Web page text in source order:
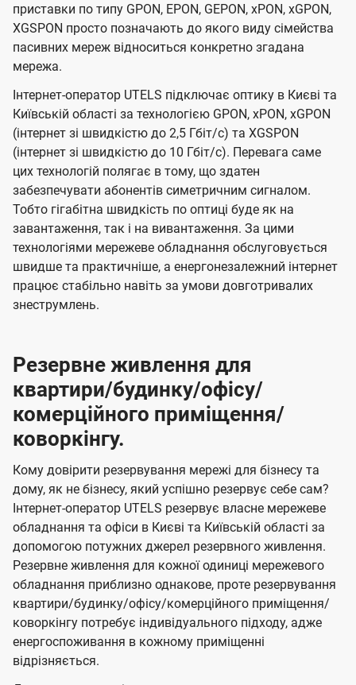
приставки по типу GPON, EPON, GEPON, xPON, xGPON,
XGSPON просто позначають до якого виду сімейства
пасивних мереж відноситься конкретно згадана
мережа.
Інтернет-оператор UTELS підключає оптику в Києві та
Київській області за технологією GPON, xPON, xGPON
(інтернет зі швидкістю до 2,5 Гбіт/с) та XGSPON
(інтернет зі швидкістю до 10 Гбіт/с). Перевага саме
цих технологій полягає в тому, що здатен
забезпечувати абонентів симетричним сигналом.
Тобто гігабітна швидкість по оптиці буде як на
завантаження, так і на вивантаження. За цими
технологіями мережеве обладнання обслуговується
швидше та практичніше, а енергонезалежний інтернет
працює стабільно навіть за умови довготривалих
знеструмлень.
Резервне живлення для
квартири/будинку/офісу/
комерційного приміщення/
коворкінгу.
Кому довірити резервування мережі для бізнесу та
дому, як не бізнесу, який успішно резервує себе сам?
Інтернет-оператор UTELS резервує власне мережеве
обладнання та офіси в Києві та Київській області за
допомогою потужних джерел резервного живлення.
Резервне живлення для кожної одиниці мережевого
обладнання приблизно однакове, проте резервування
квартири/будинку/офісу/комерційного приміщення/
коворкінгу потребує індивідуального підходу, адже
енергоспоживання в кожному приміщенні
відрізняється.